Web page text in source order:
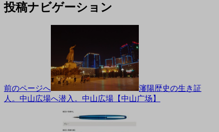
投稿ナビゲーション
前のページへ
瀋陽歴史の生き証
人。中山広場へ潜入。中山広場【中山广场】